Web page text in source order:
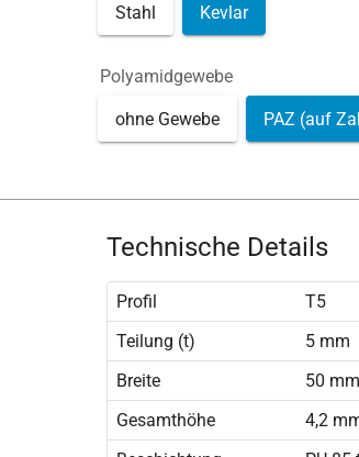
Stahl Kevlar
Polyamidgewebe
ohne Gewebe PAZ (auf
Technische Details
Profil
T5
Teilung (t)
5 mm
Breite
50 mm
Gesamthöhe
4,2